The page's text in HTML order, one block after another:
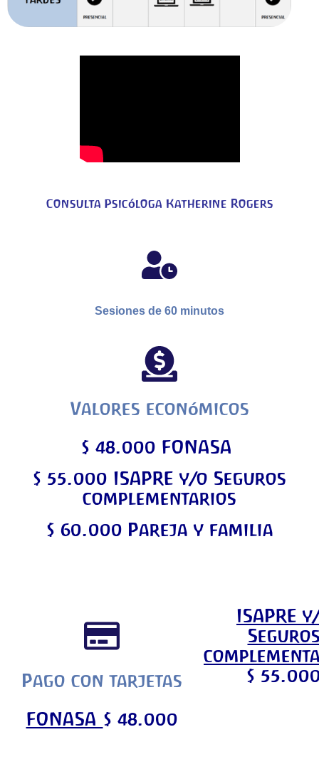
Consulta Psicóloga Katherine Rogers
Sesiones de 60 minutos
Valores económicos
$ 48.000 FONASA
$ 55.000 ISAPRE y/o Seguros
complementarios
$ 60.000 Pareja y familia
Pago con tarjetas
FONASA $ 48.000
ISAPRE
$